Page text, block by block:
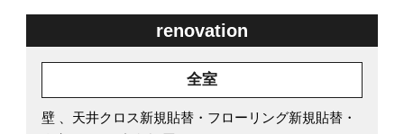
renovation
全室
壁 、天井クロス新規貼替・フローリング新規貼替・